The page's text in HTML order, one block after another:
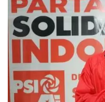
Partner
NTB
Time
IDN
Jogja
Rakyat
News
Notice
Dinamikapost.com
Baru
Seedbacklink
Follow
Kabarbaru